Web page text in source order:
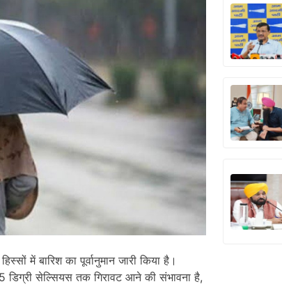
में बारिश का पूर्वानुमान जारी किया है।
डिग्री सेल्सियस तक गिरावट आने की संभावना है,